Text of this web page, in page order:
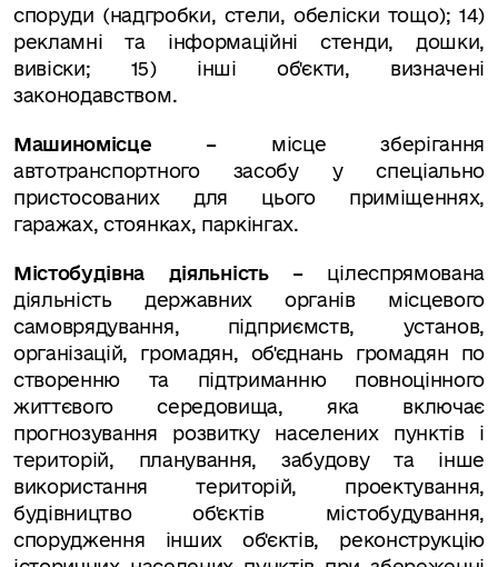
споруди (надгробки, стели, обеліски тощо); 14)
рекламні та інформаційні стенди, дошки,
вивіски; 15) інші об'єкти, визначені
законодавством.
Машиномісце – місце зберігання
автотранспортного засобу у спеціально
пристосованих для цього приміщеннях,
гаражах, стоянках, паркінгах.
Містобудівна діяльність – цілеспрямована
діяльність державних органів місцевого
самоврядування, підприємств, установ,
організацій, громадян, об'єднань громадян по
створенню та підтриманню повноцінного
життєвого середовища, яка включає
прогнозування розвитку населених пунктів і
територій, планування, забудову та інше
використання територій, проектування,
будівництво об'єктів містобудування,
спорудження інших об'єктів, реконструкцію